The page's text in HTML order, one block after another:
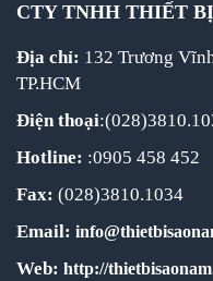
CTY TNHH THIẾT
Địa chỉ: 132 Trương
TP.HCM
Điện thoại
Hotline: :0905 458 452
Fax: (028)3810.1034
Email:
Web: http://